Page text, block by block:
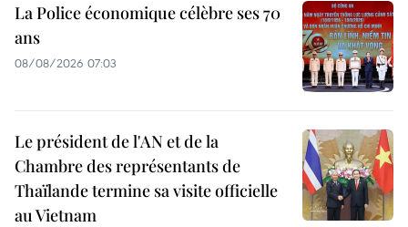
La Police économique célèbre ses 70
ans
08/08/2026 07:03
Le président de l'AN et de la
Chambre des représentants de
Thaïlande termine sa visite officielle
au Vietnam